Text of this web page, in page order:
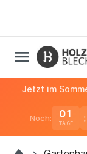
Noch: 01
TAGE
Jetzt im